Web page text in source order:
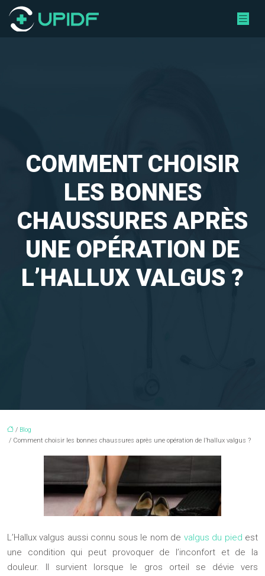
COMMENT CHOISIR
LES BONNES
CHAUSSURES APRÈS
UNE OPÉRATION DE
L’HALLUX VALGUS ?
/ Blog
/ Comment choisir les bonnes chaussures après une opération de l’hallux valgus ?
L’Hallux valgus aussi connu sous le nom de valgus du pied est
une condition qui peut provoquer de l’inconfort et de la
douleur. Il survient lorsque le gros orteil se dévie vers